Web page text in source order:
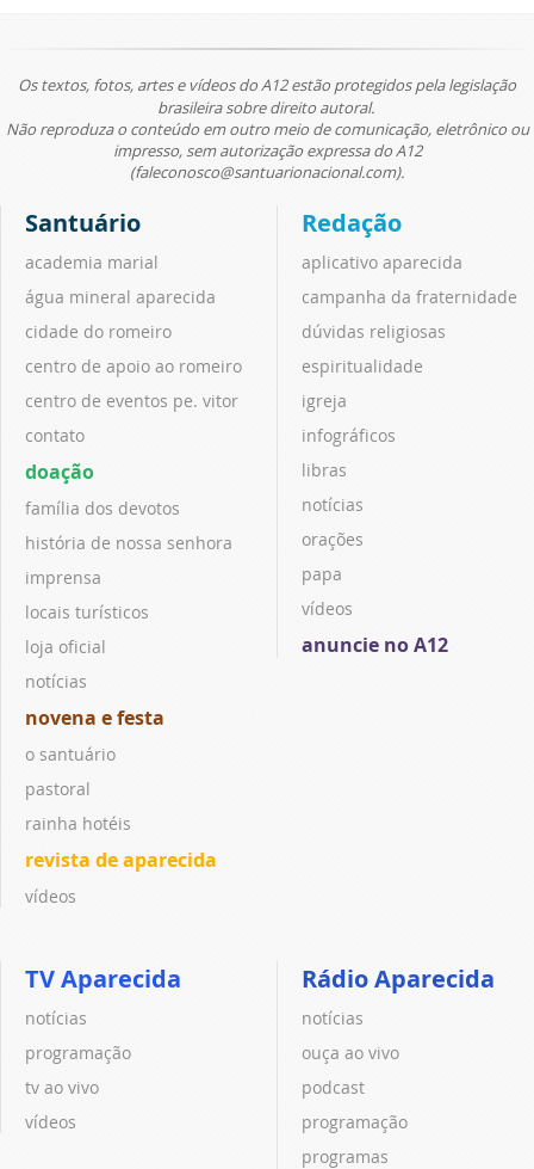
Os textos, fotos, artes e vídeos do A12 estão protegidos pela legislação
brasileira sobre direito autoral.
Não reproduza o conteúdo em outro meio de comunicação, eletrônico ou
impresso, sem autorização expressa do A12
(faleconosco@santuarionacional.com).
Santuário
academia marial
água mineral aparecida
cidade do romeiro
centro de apoio ao romeiro
centro de eventos pe. vitor
contato
doação
família dos devotos
história de nossa senhora
imprensa
locais turísticos
loja oficial
notícias
novena e festa
o santuário
pastoral
rainha hotéis
revista de aparecida
vídeos
Redação
aplicativo aparecida
campanha da fraternidade
dúvidas religiosas
espiritualidade
igreja
infográficos
libras
notícias
orações
papa
vídeos
anuncie no A12
TV Aparecida
notícias
programação
tv ao vivo
vídeos
Rádio Aparecida
notícias
ouça ao vivo
podcast
programação
programas